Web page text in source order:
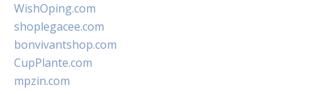
WishOping.com
shoplegacee.com
bonvivantshop.com
CupPlante.com
mpzin.com